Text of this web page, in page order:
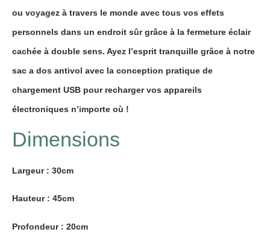
ou voyagez à travers le monde avec tous vos effets
personnels dans un endroit sûr grâce à la fermeture éclair
cachée à double sens. Ayez l’esprit tranquille grâce à notre
sac a dos antivol avec la conception pratique de
chargement USB pour recharger vos appareils
électroniques n’importe où !
Dimensions
Largeur : 30cm
Hauteur : 45cm
Profondeur : 20cm